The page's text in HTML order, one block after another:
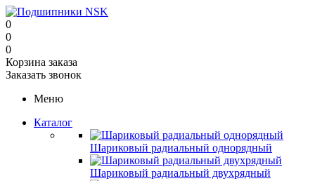
0
0
0
Корзина заказа
Заказать звонок
Меню
Каталог
Шариковый радиальный однорядный
Шариковый радиальный двухрядный